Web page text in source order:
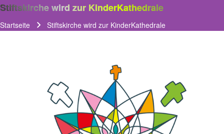
Stiftskirche wird zur KinderKathedrale
Pfadnavigation
Startseite Stiftskirche wird zur KinderKathedrale